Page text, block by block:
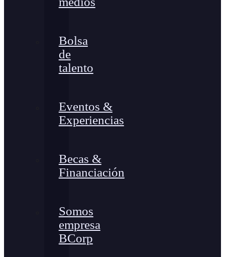
Bolsa
de
talento
Eventos &
Experiencias
Becas &
Financiación
Somos
empresa
BCorp